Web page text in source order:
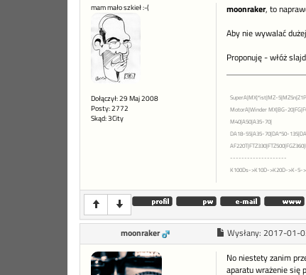
mam mało szkieł :-(
Dołączył: 29 Maj 2008
Posty: 2772
Skąd: 3City
moonraker, to
Aby nie wywalać
Proponuję - włóż
SuperA|MX|*ist|MZ-
MotorA|Winder MX|BG-
M40|A50|A35-70|
DA18-55|A35-70|DA*50-
--------------------
K100Ds->K10D->K20D->K-5-
moonraker Wysłany: 2017-01-
No niestety zanim
aparatu wrażenie się